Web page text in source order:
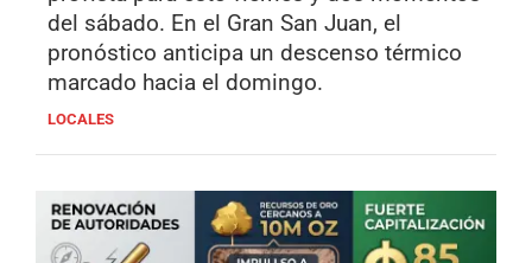
del sábado. En el Gran San Juan, el
pronóstico anticipa un descenso térmico
marcado hacia el domingo.
LOCALES